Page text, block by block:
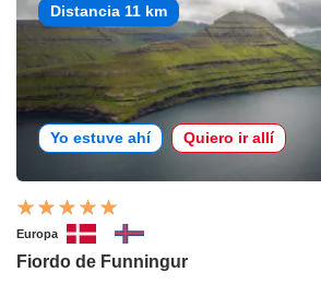
Distancia 11 km
Yo estuve ahí Quiero ir allí
Europa
Fiordo de Funningur